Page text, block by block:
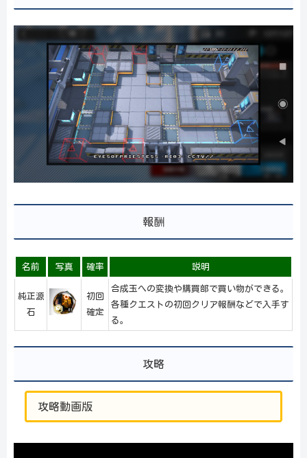
報酬
名前 写真 確率 説明
純正源
石
初回
確定
合成玉への変換や購買部で買い物ができる。
各種クエストの初回クリア報酬などで入手す
る。
攻略
攻略動画版